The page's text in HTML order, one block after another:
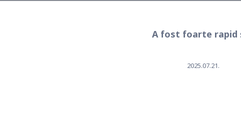
A fost foarte rapid
2025.07.21.